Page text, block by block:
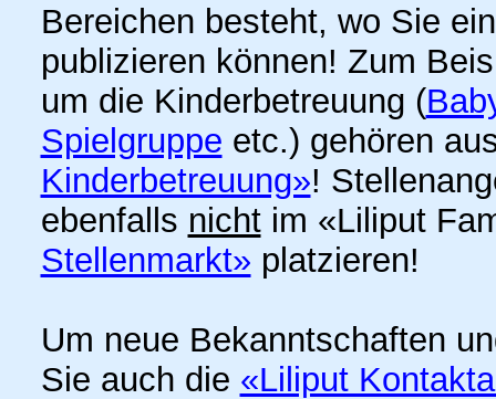
Bereichen besteht, wo Sie
publizieren können! Zum
um die Kinderbetreuung (
Spielgruppe etc.) gehören
Kinderbetreuung»!
ebenfalls nichtim «Liliput
Stellenmarkt» platzieren!
Um neue Bekanntschaften
Sie auch die «Liliput